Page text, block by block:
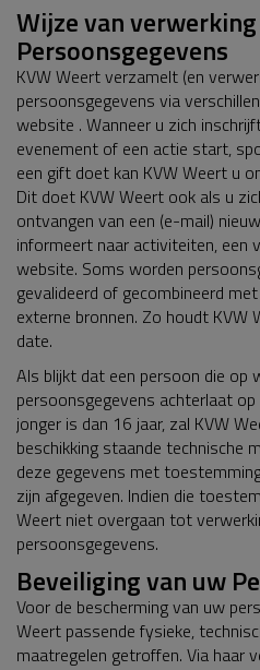
Wijze van
Persoonsgegevens
KVW Weert verzamelt (en
persoonsgegevens via
website . Wanneer u zich
evenement of een actie start,
een gift doet kan KVW Weert u
Dit doet KVW Weert ook als u
ontvangen van een (e-mail)
informeert naar activiteiten, een
website. Soms worden
gevalideerd of gecombineerd
externe bronnen. Zo houdt
date.
Als blijkt dat een persoon die op
persoonsgegevens achterlaat
jonger is dan 16 jaar, zal KVW
beschikking staande technische
deze gegevens met
zijn afgegeven. Indien die
Weert niet overgaan tot
persoonsgegevens.
Beveiliging van uw
Voor de bescherming van uw
Weert passende fysieke,
maatregelen getroffen. Via haar